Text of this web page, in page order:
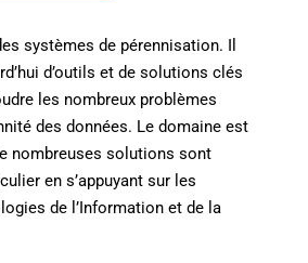
systèmes de pérennisation. Il
d’outils et de solutions clés
les nombreux problèmes
des données. Le domaine est
nombreuses solutions sont
en s’appuyant sur les
de l’Information et de la